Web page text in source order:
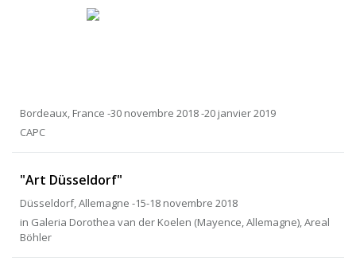
Bordeaux, France -30 novembre 2018 -20 janvier 2019
CAPC
"Art Düsseldorf"
Düsseldorf, Allemagne -15-18 novembre 2018
in Galeria Dorothea van der Koelen (Mayence, Allemagne), Areal
Böhler